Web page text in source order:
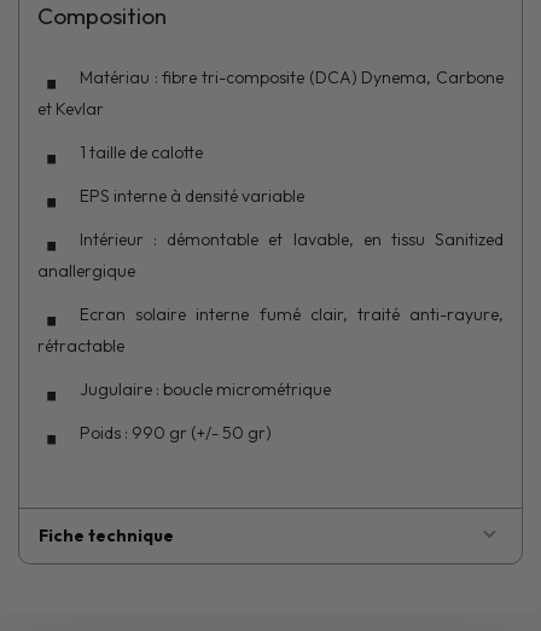
Composition
Matériau : fibre tri-composite (DCA) Dynema, Carbone
et Kevlar
1 taille de calotte
EPS interne à densité variable
Intérieur : démontable et lavable, en tissu Sanitized
anallergique
Ecran solaire interne fumé clair, traité anti-rayure,
rétractable
Jugulaire : boucle micrométrique
Poids : 990 gr (+/- 50 gr)
Fiche technique